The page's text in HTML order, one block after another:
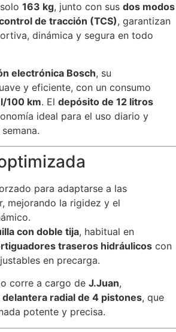
163 kg, junto con sus dos modos
de tracción (TCS), garantizan
dinámica y segura en todo
electrónica Bosch, su
y eficiente, con un consumo
100 km. El depósito de 12 litros
ideal para el uso diario y
para adaptarse a las
mejorando la rigidez y el
con doble tija, habitual en
traseros hidráulicos con
en precarga.
corre a cargo de J.Juan,
delantera radial de 4 pistones, que
potente y precisa.